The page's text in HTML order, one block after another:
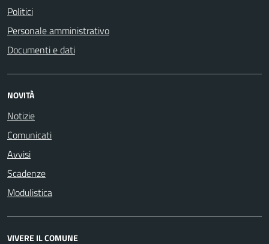
Politici
Personale amministrativo
Documenti e dati
NOVITÀ
Notizie
Comunicati
Avvisi
Scadenze
Modulistica
VIVERE IL COMUNE